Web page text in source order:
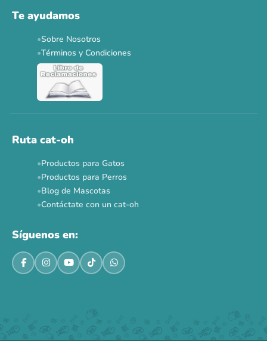
Ver todas las promos 🐾
Te ayudamos
Sobre Nosotros
Términos y Condiciones
Ruta cat-oh
Productos para Gatos
Productos para Perros
Blog de Mascotas
Contáctate con un cat-oh
Síguenos en: